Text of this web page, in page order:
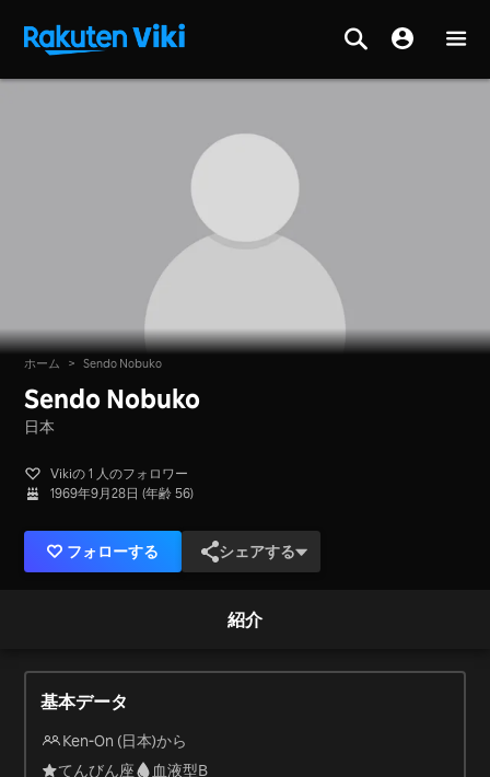
ホーム > Sendo Nobuko
Sendo Nobuko
日本
Vikiの 1 人のフォロワー
1969年9月28日 (年齢 56)
フォローする シェアする
紹介
基本データ
Ken-On (日本)から
てんびん座
血液型B